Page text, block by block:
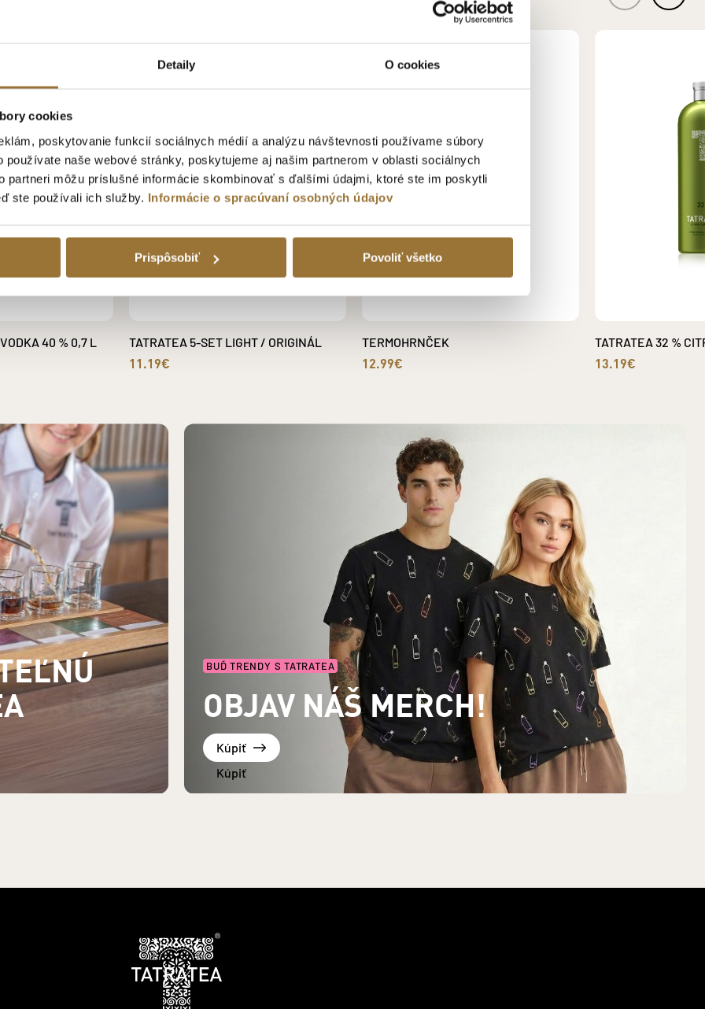
Detaily O cookies
cookies
poskytovanie funkcií sociálnych médií a analýzu návštevnosti používame súbory
používate naše webové stránky, poskytujeme aj našim partnerom v oblasti sociálnych
partneri môžu príslušné informácie skombinovať s ďalšími údajmi, ktoré ste im poskytli
ste používali ich služby. Informácie o spracúvaní osobných údajov
Prispôsobiť Povoliť všetko
40 % 0,7 L TATRATEA 5-SET LIGHT / ORIGINÁL
11.19€
TERMOHRNČEK
12.99€
TATRATEA 32 %
13.19€
BUĎ TRENDY S TATRATEA
OBJAV NÁŠ MERCH!
Kúpiť